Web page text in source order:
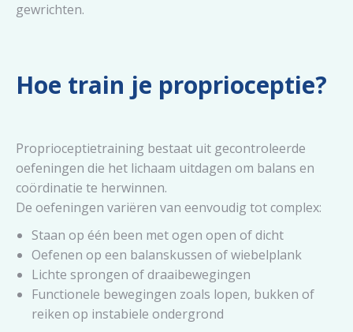
gewrichten.
Hoe train je proprioceptie?
Proprioceptietraining bestaat uit gecontroleerde
oefeningen die het lichaam uitdagen om balans en
coördinatie te herwinnen.
De oefeningen variëren van eenvoudig tot complex:
Staan op één been met ogen open of dicht
Oefenen op een balanskussen of wiebelplank
Lichte sprongen of draaibewegingen
Functionele bewegingen zoals lopen, bukken of
reiken op instabiele ondergrond